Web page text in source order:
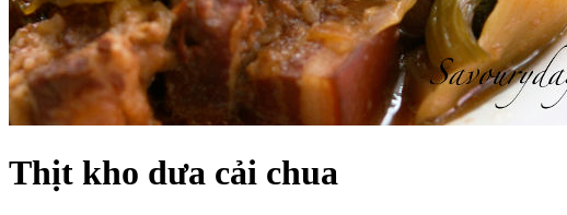
Thịt kho dưa cải chua